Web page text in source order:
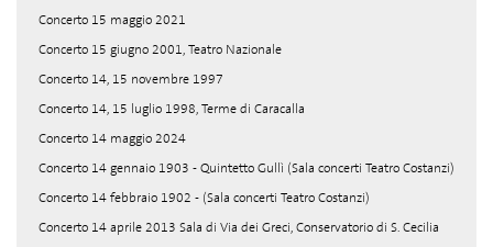
Concerto 15 maggio 2021
Concerto 15 giugno 2001, Teatro Nazionale
Concerto 14, 15 novembre 1997
Concerto 14, 15 luglio 1998, Terme di Caracalla
Concerto 14 maggio 2024
Concerto 14 gennaio 1903 - Quintetto Gullì (Sala concerti Teatro Costanzi)
Concerto 14 febbraio 1902 - (Sala concerti Teatro Costanzi)
Concerto 14 aprile 2013 Sala di Via dei Greci, Conservatorio di S. Cecilia